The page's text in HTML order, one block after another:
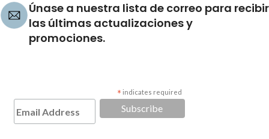
Únase a nuestra lista de correo para recibir
las últimas actualizaciones y
promociones.
* indicates required